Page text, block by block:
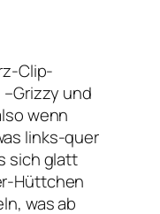
Clip-
und
wenn
links-quer
sich glatt
Hüttchen
was ab